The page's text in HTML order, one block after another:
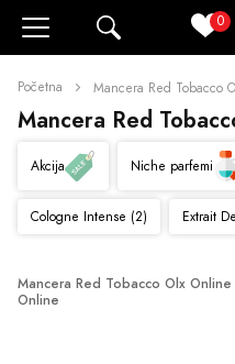
0
Početna Mancera Red Tobacco
Mancera Red
Akcija Niche parfemi
Cologne Intense (2) Extrait
Mancera Red Tobacco Olx
Online